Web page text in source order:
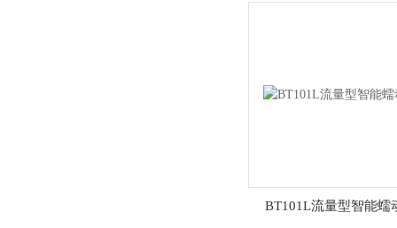
BT101L流量型智能蠕